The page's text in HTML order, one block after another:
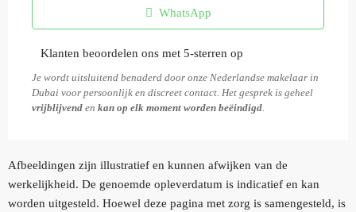
WhatsApp
Klanten beoordelen ons met 5-sterren op
Je wordt uitsluitend benaderd door onze Nederlandse makelaar in
Dubai voor persoonlijk en discreet contact. Het gesprek is geheel
vrijblijvend en kan op elk moment worden beëindigd.
Afbeeldingen zijn illustratief en kunnen afwijken van de
werkelijkheid. De genoemde opleverdatum is indicatief en kan
worden uitgesteld. Hoewel deze pagina met zorg is samengesteld, is